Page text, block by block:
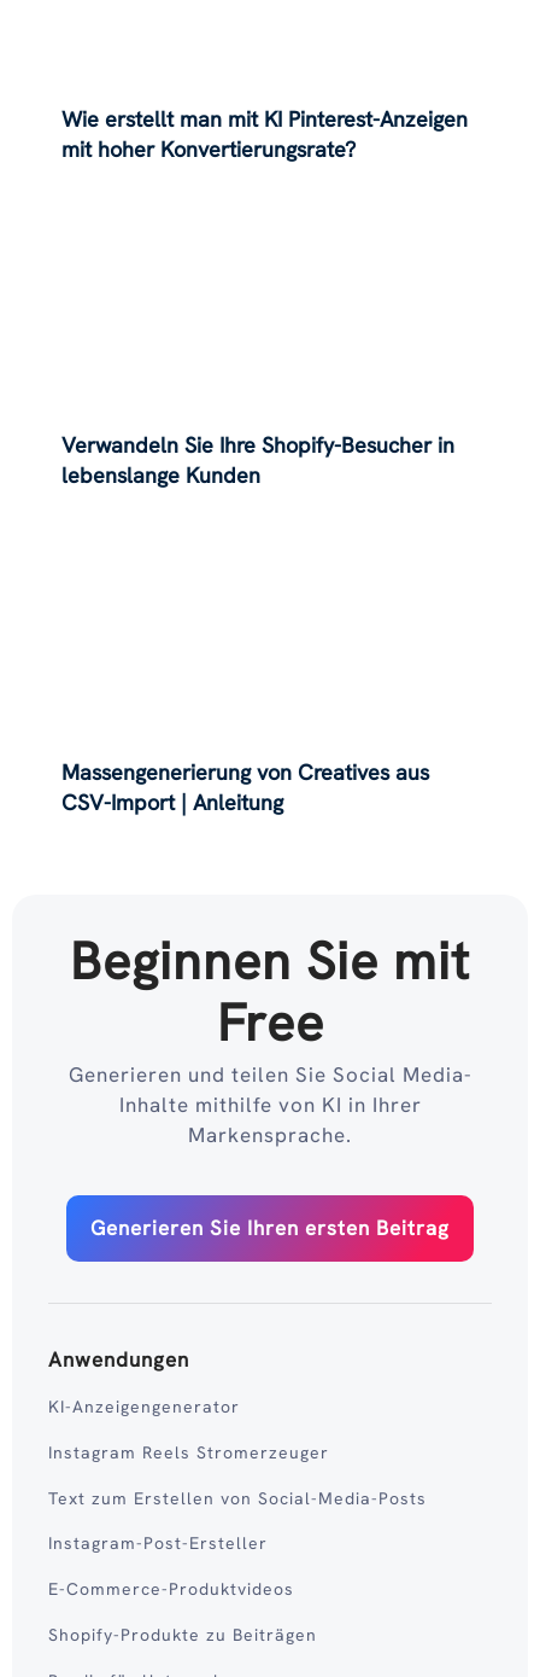
Wie erstellt man mit KI Pinterest-Anzeigen
mit hoher Konvertierungsrate?
Verwandeln Sie Ihre Shopify-Besucher in
lebenslange Kunden
Massengenerierung von Creatives aus
CSV-Import | Anleitung
Beginnen Sie mit
Free
Generieren und teilen Sie Social Media-
Inhalte mithilfe von KI in Ihrer
Markensprache.
Generieren Sie Ihren ersten Beitrag
Anwendungen
KI-Anzeigengenerator
Instagram Reels Stromerzeuger
Text zum Erstellen von Social-Media-Posts
Instagram-Post-Ersteller
E-Commerce-Produktvideos
Shopify-Produkte zu Beiträgen